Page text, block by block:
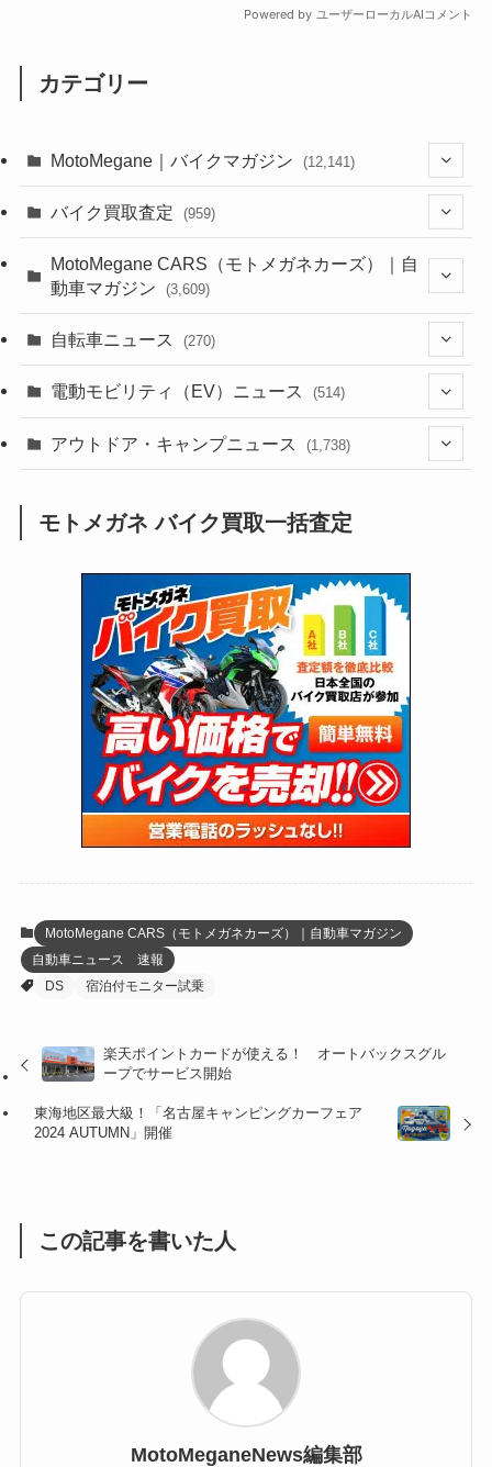
カテゴリー
MotoMegane｜バイクマガジン (12,141)
(44)
(640)
(118)
(60)
(31)
(51)
(34)
(5)
(12)
(65)
(109)
(252)
(38)
(24)
(16)
(25)
(24)
(47)
(15)
(5)
(249)
(64)
(16)
(62)
(4)
(6)
(17)
(5)
(306)
(6,958)
(2,474)
(249)
(1,226)
(12)
(131)
(38)
(131)
(167)
(85)
(21)
(61)
(171)
(98)
(13)
(60)
(274)
(171)
(38)
(47)
(59)
(47)
(66)
(16)
(141)
(255)
(204)
(1,143)
(166)
(23)
(33)
(34)
(35)
(41)
(415)
(16)
バイク買取査定 (959)
(352)
MotoMegane CARS（モトメガネカーズ）｜自
動車マガジン
(3,609)
(187)
(137)
(75)
(2,744)
(126)
(170)
自転車ニュース (270)
(54)
(211)
電動モビリティ（EV）ニュース (514)
(132)
(171)
(118)
(27)
アウトドア・キャンプニュース (1,738)
(1,605)
(147)
(13)
(19)
(12)
(16)
(16)
(1)
モトメガネ バイク買取一括査定
MotoMegane CARS（モトメガネカーズ）｜自動車マガジン
自動車ニュース 速報
DS
宿泊付モニター試乗
楽天ポイントカードが使える！ オートバックスグル
ープでサービス開始
東海地区最大級！「名古屋キャンピングカーフェア
2024 AUTUMN」開催
この記事を書いた人
MotoMeganeNews編集部